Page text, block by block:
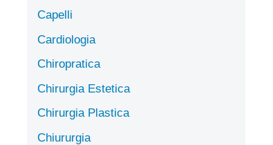
Capelli
Cardiologia
Chiropratica
Chirurgia Estetica
Chirurgia Plastica
Chiururgia